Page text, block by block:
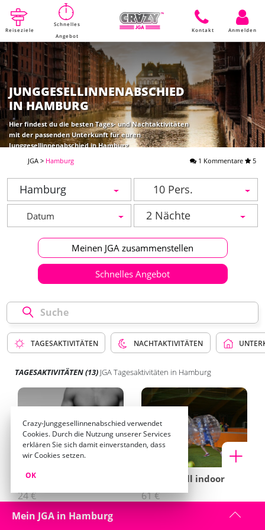
Reiseziele
Schnelles
Angebot
Kontakt Anmelden
JUNGGESELLINNENABSCHIED
IN HAMBURG
Hier findest du die besten Tages- und Nachtaktivitäten
mit der passenden Unterkunft für euren
Junggesellinnenabschied in Hamburg
JGA > Hamburg 1 Kommentare 5
Hamburg
10 Pers.
2 Nächte
Meinen JGA zusammenstellen
Schnelles Angebot
TAGESAKTIVITÄTEN NACHTAKTIVITÄTEN
TAGESAKTIVITÄTEN(13) JGA Tagesaktivitäten in Hamburg
Sexy Wake-Up
24 €
Bubble Ball indoor
61 €
Mein JGA in Hamburg
Crazy-Junggesellinnenabschied verwendet
Cookies. Durch die Nutzung unserer Services
erklären Sie sich damit einverstanden, dass
wir Cookies setzen.
OK